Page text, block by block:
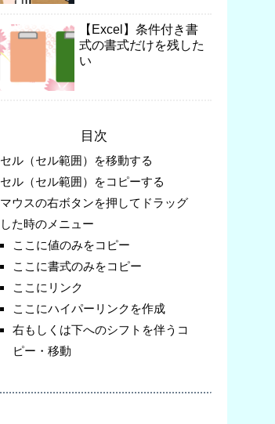
【Excel】条件付き書
式の書式だけを残した
い
目次
セル（セル範囲）を移動する
セル（セル範囲）をコピーする
マウスの右ボタンを押してドラッグ
した時のメニュー
ここに値のみをコピー
ここに書式のみをコピー
ここにリンク
ここにハイパーリンクを作成
右もしくは下へのシフトを伴うコ
ピー・移動